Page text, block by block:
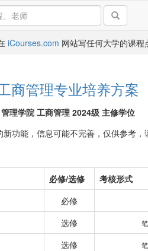
iCourses.com 网站写任何大学的课程
商管理专业培养方案
管理学院 工商管理 2024级 主修学位
功能，信息可能不完善，仅供参考，
必修/选修 考核形式
必修
选修
选修